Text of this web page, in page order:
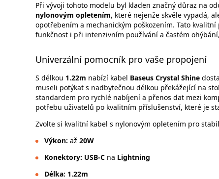
Při vývoji tohoto modelu byl kladen značný důraz na
nylonovým opletením, které nejenže skvěle vypadá,
opotřebením a mechanickým poškozením. Tato
funkčnost i při intenzivním používání a častém
Univerzální pomocník pro vaše propojení
S délkou 1.22m nabízí kabel Baseus Crystal Shine
museli potýkat s nadbytečnou délkou překážející na
standardem pro rychlé nabíjení a přenos dat mezi
potřebu uživatelů po kvalitním příslušenství, které je
Zvolte si kvalitní kabel s nylonovým opletením pro
Výkon: až 20W
Konektory: USB-Cna Lightning
Délka: 1.22m